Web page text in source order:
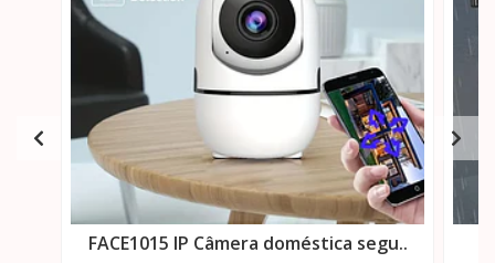
FACE1015 IP Câmera doméstica segu..